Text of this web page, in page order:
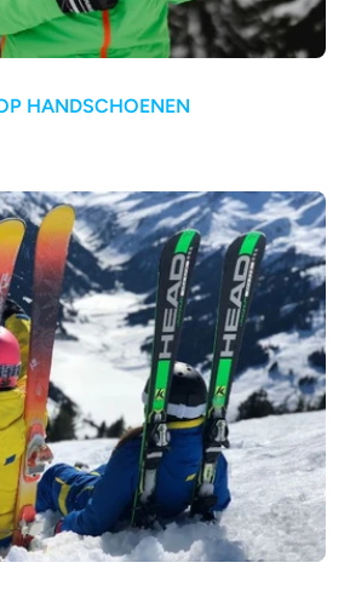
HANDSCHOENEN